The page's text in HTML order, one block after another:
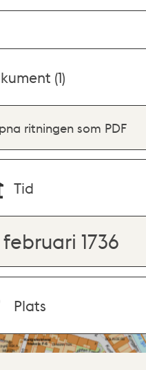
(1)
ritningen som PDF
Tid
februari 1736
Plats